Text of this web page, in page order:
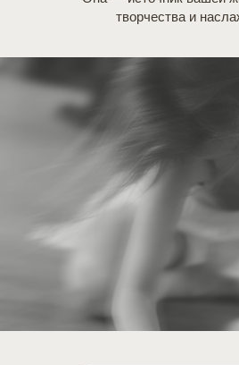
творчества и